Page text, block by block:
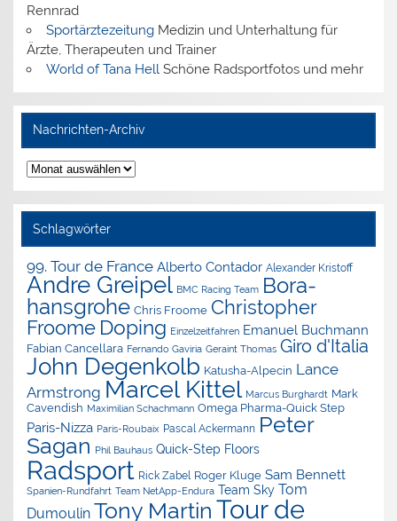
Rennrad
SportärztezeitungMedizin und Unterhaltung für
Ärzte, Therapeuten und Trainer
World of Tana Hell Schöne Radsportfotos und mehr
Nachrichten-Archiv
Nachrichten-
Archiv
Schlagwörter
99. Tour de France Alberto Contador Alexander Kristoff
Andre Greipel BMC Racing Team Bora-
hansgrohe Chris Froome Christopher
Froome Doping Einzelzeitfahren Emanuel Buchmann
Fabian Cancellara Fernando Gaviria Geraint Thomas Giro d'Italia
John Degenkolb Katusha-Alpecin Lance
Armstrong Marcel Kittel Marcus Burghardt Mark
Cavendish Maximilian Schachmann Omega Pharma-Quick Step
Paris-Nizza Paris-Roubaix Pascal Ackermann Peter
Sagan Phil Bauhaus Quick-Step Floors
Radsport Rick Zabel Roger Kluge Sam Bennett
Spanien-Rundfahrt Team NetApp-Endura Team Sky Tom
Dumoulin Tony Martin Tour de